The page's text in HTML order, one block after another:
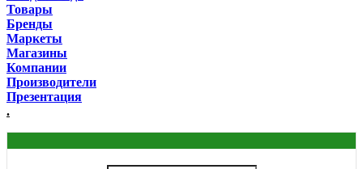
Товары
Бренды
Маркеты
Магазины
Компании
Производители
Презентация
.